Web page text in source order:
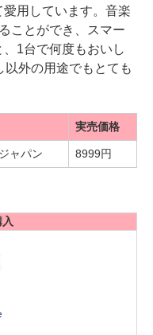
用しています。音楽
ことができ、スマー
、1台で何度もおいし
以外の用途でもとても
実売価格
ャパン 8999円